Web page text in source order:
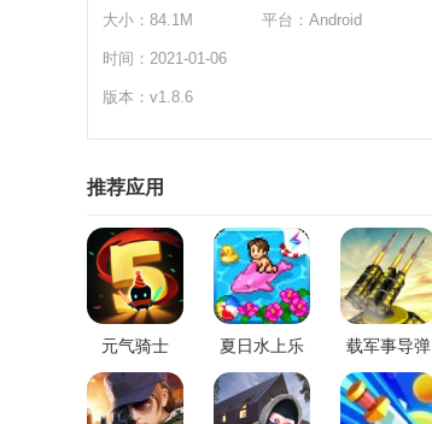
大小：84.1M 平台：Android
时间：2021-01-06
版本：v1.8.6
推荐应用
元气骑士 夏日水上乐
园物语
载军事导弹
的呼唤